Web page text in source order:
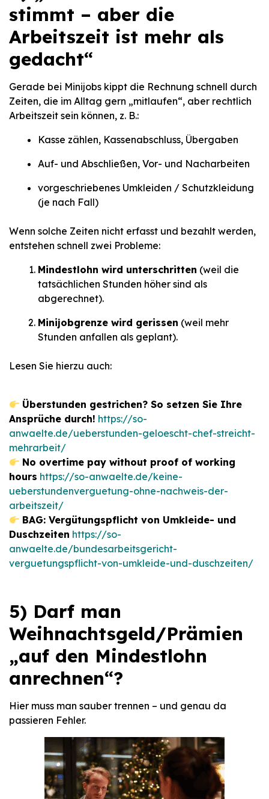
stimmt – aber die
Arbeitszeit ist mehr als
gedacht“
Gerade bei Minijobs kippt die Rechnung schnell durch
Zeiten, die im Alltag gern „mitlaufen“, aber rechtlich
Arbeitszeit sein können, z. B.:
Kasse zählen, Kassenabschluss, Übergaben
Auf- und Abschließen, Vor- und Nacharbeiten
vorgeschriebenes Umkleiden / Schutzkleidung
(je nach Fall)
Wenn solche Zeiten nicht erfasst und bezahlt werden,
entstehen schnell zwei Probleme:
Mindestlohn wird unterschritten (weil die
tatsächlichen Stunden höher sind als
abgerechnet).
Minijobgrenze wird gerissen (weil mehr
Stunden anfallen als geplant).
Lesen Sie hierzu auch:
Überstunden gestrichen? So setzen Sie Ihre
Ansprüche durch! https://so-
anwaelte.de/ueberstunden-geloescht-chef-streicht-
mehrarbeit/
No overtime pay without proof of working
hours https://so-anwaelte.de/keine-
ueberstundenverguetung-ohne-nachweis-der-
arbeitszeit/
BAG: Vergütungspflicht von Umkleide- und
Duschzeiten https://so-
anwaelte.de/bundesarbeitsgericht-
verguetungspflicht-von-umkleide-und-duschzeiten/
5) Darf man
Weihnachtsgeld/Prämien
„auf den Mindestlohn
anrechnen“?
Hier muss man sauber trennen – und genau da
passieren Fehler.